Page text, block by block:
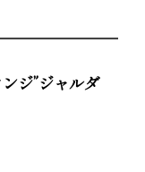
ジ”ジャルダ